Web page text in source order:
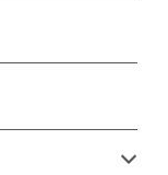
soon)